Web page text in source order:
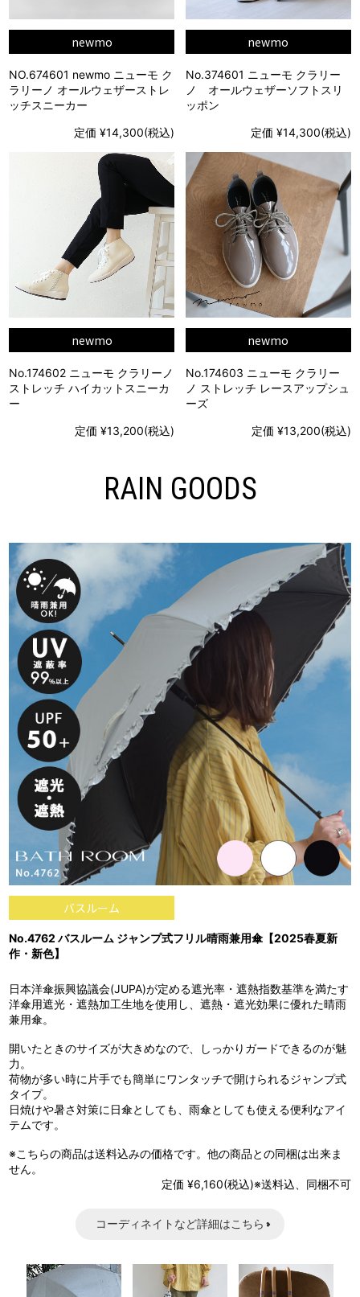
newmo
NO.674601 newmo ニューモ ク
ラリーノ オールウェザーストレ
ッチスニーカー
定価 ¥14,300(税込)
newmo
No.374601 ニューモ クラリー
ノ オールウェザーソフトスリ
ッポン
定価 ¥14,300(税込)
newmo
No.174602 ニューモ クラリーノ
ストレッチ ハイカットスニーカ
ー
定価 ¥13,200(税込)
newmo
No.174603 ニューモ クラリー
ノ ストレッチ レースアップシュ
ーズ
定価 ¥13,200(税込)
RAIN GOODS
バスルーム
No.4762 バスルーム ジャンプ式フリル晴雨兼用傘【2025春夏新
作・新色】
日本洋傘振興協議会(JUPA)が定める遮光率・遮熱指数基準を満たす
洋傘用遮光・遮熱加工生地を使用し、遮熱・遮光効果に優れた晴雨
兼用傘。
開いたときのサイズが大きめなので、しっかりガードできるのが魅
力。
荷物が多い時に片手でも簡単にワンタッチで開けられるジャンプ式
タイプ。
日焼けや暑さ対策に日傘としても、雨傘としても使える便利なアイ
テムです。
※こちらの商品は送料込みの価格です。他の商品との同梱は出来ま
せん。
定価 ¥6,160(税込)※送料込、同梱不可
コーディネイトなど詳細はこちら